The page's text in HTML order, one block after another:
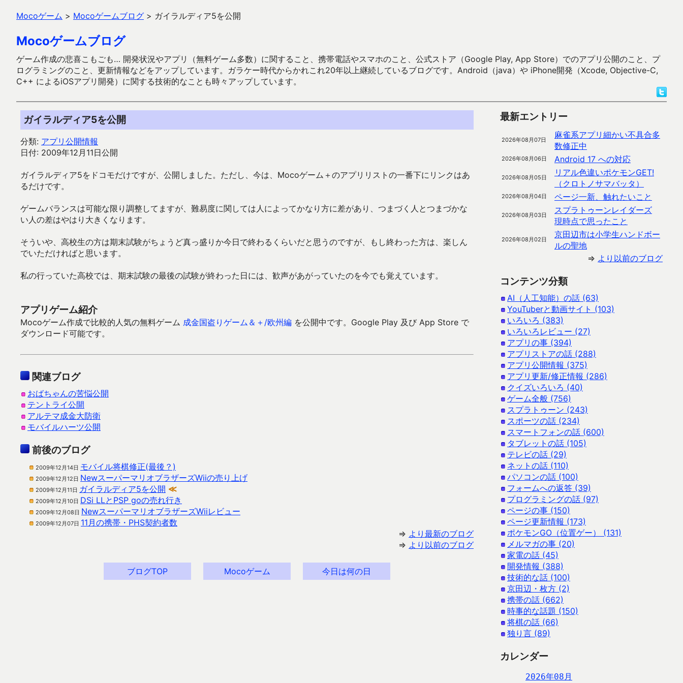
Mocoゲーム > Mocoゲームブログ > ガイラルディア5を公開
Mocoゲームブログ
ゲーム作成の悲喜こもごも… 開発状況やアプリ（無料ゲーム多数）に関すること、携帯電話やスマホのこと、公式ストア（Google Play, App Store）でのアプリ公開のこと、プ
ログラミングのこと、更新情報などをアップしています。ガラケー時代からかれこれ20年以上継続しているブログです。Android（java）や iPhone開発（Xcode, Objective-C,
C++ によるiOSアプリ開発）に関する技術的なことも時々アップしています。
ガイラルディア5を公開
分類: アプリ公開情報
日付: 2009年12月11日公開
ガイラルディア5をドコモだけですが、公開しました。ただし、今は、Mocoゲーム＋のアプリリストの一番下にリンクはあ
るだけです。
ゲームバランスは可能な限り調整してますが、難易度に関しては人によってかなり方に差があり、つまづく人とつまづかな
い人の差はやはり大きくなります。
そういや、高校生の方は期末試験がちょうど真っ盛りか今日で終わるくらいだと思うのですが、もし終わった方は、楽しん
でいただければと思います。
私の行っていた高校では、期末試験の最後の試験が終わった日には、歓声があがっていたのを今でも覚えています。
アプリゲーム紹介
Mocoゲーム作成で比較的人気の無料ゲーム 成金国盗りゲーム＆＋/欧州編 を公開中です。Google Play 及び App Store で
ダウンロード可能です。
関連ブログ
おばちゃんの苦悩公開
テントライ公開
アルテマ成金大防衛
モバイルハーツ公開
前後のブログ
2009年12月14日 モバイル将棋修正(最後？)
2009年12月12日 NewスーパーマリオブラザーズWiiの売り上げ
2009年12月11日 ガイラルディア5を公開 ≪
2009年12月10日 DSi LLとPSP goの売れ行き
2009年12月08日 NewスーパーマリオブラザーズWiiレビュー
2009年12月07日 11月の携帯・PHS契約者数
⇒ より最新のブログ
⇒ より以前のブログ
ブログTOP Mocoゲーム 今日は何の日
最新エントリー
2026年08月07日
麻雀系アプリ細かい不具合多
数修正中
2026年08月06日 Android 17 への対応
2026年08月05日
リアル色違いポケモンGET!
（クロトノサマバッタ）
2026年08月04日 ページ一新、触れたいこと
2026年08月03日
スプラトゥーンレイダーズ
現時点で思ったこと
2026年08月02日
京田辺市は小学生ハンドボー
ルの聖地
⇒ より以前のブログ
コンテンツ分類
AI（人工知能）の話 (63)
YouTuberと動画サイト (103)
いろいろ (383)
いろいろレビュー (27)
アプリの事 (394)
アプリストアの話 (288)
アプリ公開情報 (375)
アプリ更新/修正情報 (286)
クイズいろいろ (40)
ゲーム全般 (756)
スプラトゥーン (243)
スポーツの話 (234)
スマートフォンの話 (600)
タブレットの話 (105)
テレビの話 (29)
ネットの話 (110)
パソコンの話 (100)
フォームへの返答 (39)
プログラミングの話 (97)
ページの事 (150)
ページ更新情報 (173)
ポケモンGO（位置ゲー） (131)
メルマガの事 (20)
家電の話 (45)
開発情報 (388)
技術的な話 (100)
京田辺・枚方 (2)
携帯の話 (662)
時事的な話題 (150)
将棋の話 (66)
独り言 (89)
カレンダー
2026年08月